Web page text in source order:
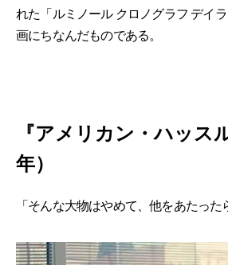
れた「ルミノール クロノグラフ デイ
画にちなんだものである。
『アメリカン・ハッス
年）
「そんな大物はやめて、他をあたった